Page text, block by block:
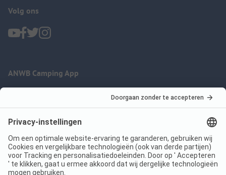
Volg ons
ANWB Camping App
Imprint
Jouw privacy
Voorwaarden